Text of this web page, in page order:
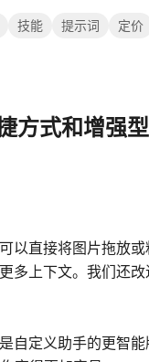
技能 提示词 定价
方式和增强
以直接将图片拖放
多上下文。我们还
定义助手的更智